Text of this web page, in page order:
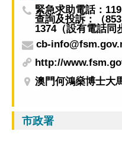
緊急求助電話：
查詢及投訴：（
1374（設有電話同
cb-
http://
澳門何鴻燊博士大
市政署